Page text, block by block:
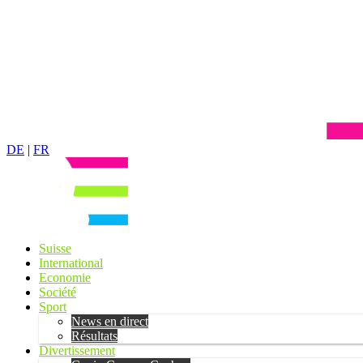
DE | FR
Suisse
International
Economie
Société
Sport
News en direct
Résultats
Divertissement